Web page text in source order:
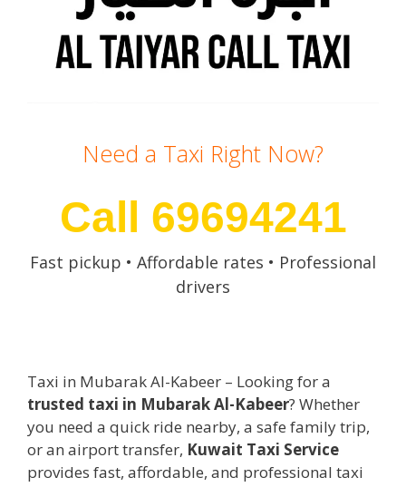
Need a Taxi Right Now?
Call 69694241
Fast pickup • Affordable rates • Professional
drivers
Taxi in Mubarak Al-Kabeer – Looking for a
trusted taxi in Mubarak Al-Kabeer? Whether
you need a quick ride nearby, a safe family trip,
or an airport transfer, Kuwait Taxi Service
provides fast, affordable, and professional taxi